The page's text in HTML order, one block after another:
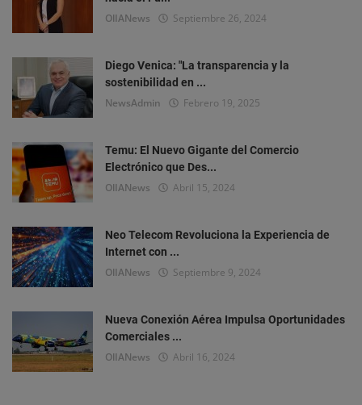
OlIANews Septiembre 26, 2024
Diego Venica: "La transparencia y la
sostenibilidad en ...
NewsAdmin Febrero 19, 2025
Temu: El Nuevo Gigante del Comercio
Electrónico que Des...
OlIANews Abril 15, 2024
Neo Telecom Revoluciona la Experiencia de
Internet con ...
OlIANews Septiembre 9, 2024
Nueva Conexión Aérea Impulsa Oportunidades
Comerciales ...
OlIANews Abril 16, 2024